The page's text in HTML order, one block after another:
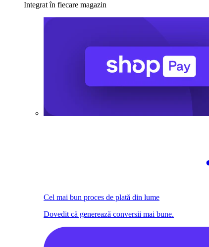
Integrat în fiecare magazin
Cel mai bun proces de plată din lume
Dovedit că generează conversii mai bune.